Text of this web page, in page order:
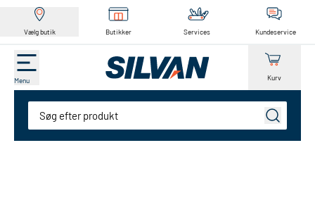
Vælg butik Butikker Services Kundeservice
Menu Kurv
Søg